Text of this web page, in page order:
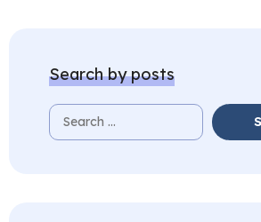
Search by posts